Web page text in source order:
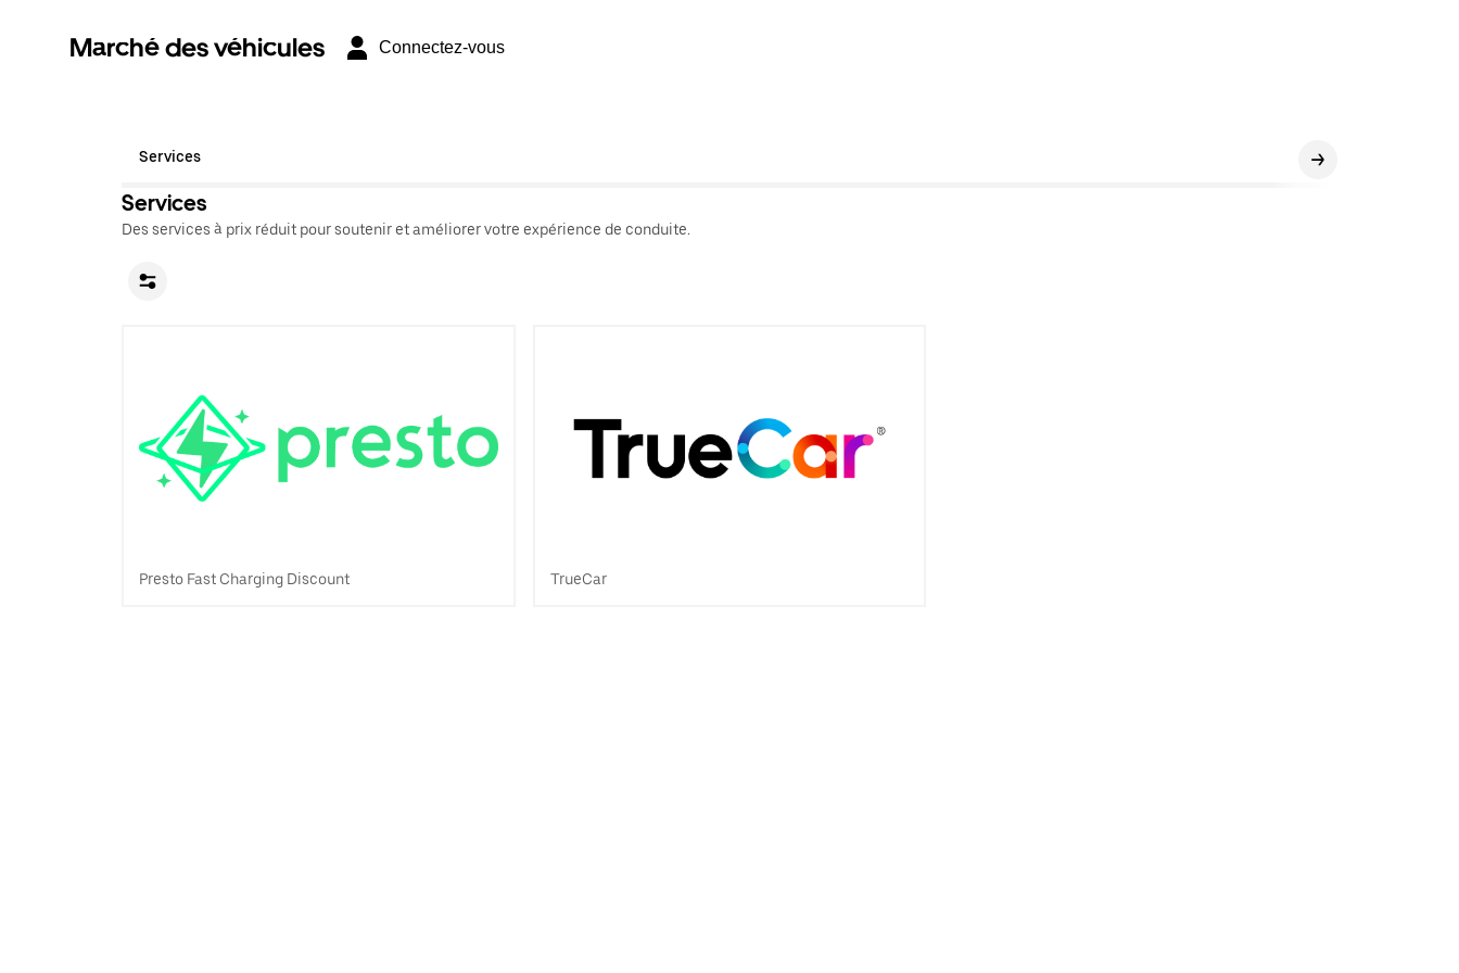
Marché des véhicules Connectez-vous
Services
Services
Des services à prix réduit pour soutenir et améliorer votre expérience de conduite.
Presto Fast Charging Discount TrueCar